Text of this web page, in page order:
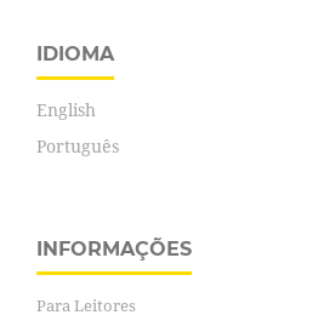
IDIOMA
English
Português
INFORMAÇÕES
Para Leitores